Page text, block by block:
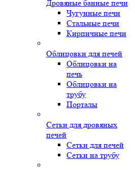
Дровяные банные печи
Чугунные печи
Стальные печи
Кирпичные печи
Облицовки для печей
Облицовки на
печь
Облицовки на
трубу
Порталы
Сетки для дровяных
печей
Сетки для печей
Сетки на трубу